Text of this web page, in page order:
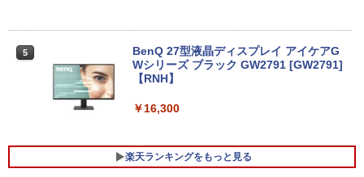
に最適 無線LAN Wi-Fi搭載 Bluetooth対
応 Webカメラ内蔵 ZOOM対応 富士通 A
5510/DX 初期設定済 すぐ使える 90日保
証 送料無料
￥22,480
LTE対応 中古美品 / タッチ 10.5インチ M
5
BenQ 27型液晶ディスプレイ アイケアG
Wシリーズ ブラック GW2791 [GW2791]
【RNH】
￥16,300
楽天ランキングをもっと見る